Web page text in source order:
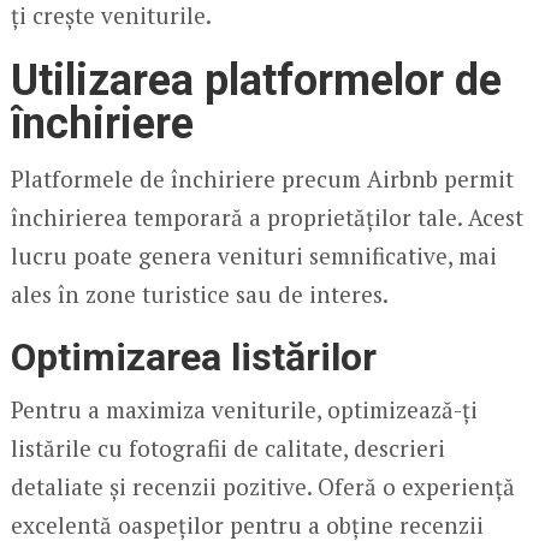
ți crește veniturile.
Utilizarea platformelor de
închiriere
Platformele de închiriere precum Airbnb permit
închirierea temporară a proprietăților tale. Acest
lucru poate genera venituri semnificative, mai
ales în zone turistice sau de interes.
Optimizarea listărilor
Pentru a maximiza veniturile, optimizează-ți
listările cu fotografii de calitate, descrieri
detaliate și recenzii pozitive. Oferă o experiență
excelentă oaspeților pentru a obține recenzii